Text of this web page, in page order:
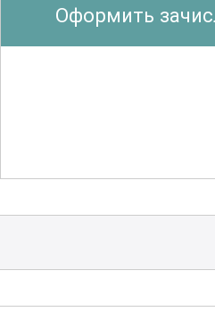
травматизма. Курс
разобраться в
труда,
разработке и
Оформить